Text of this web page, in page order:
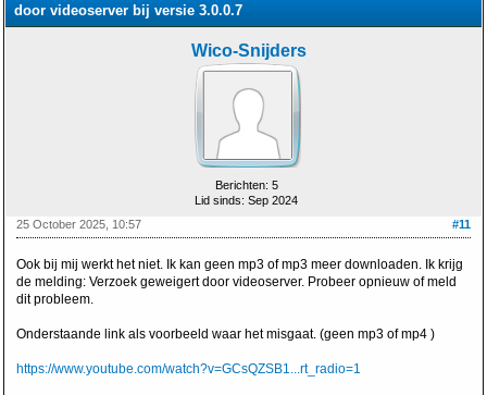
Forum
door videoserver bij versie 3.0.0.7
Wico-Snijders
Berichten: 5
Lid sinds: Sep 2024
#11
25 October 2025, 10:57
Ook bij mij werkt het niet. Ik kan geen mp3 of mp3 meer downloaden. Ik krijg
de melding: Verzoek geweigert door videoserver. Probeer opnieuw of meld
dit probleem.
Onderstaande link als voorbeeld waar het misgaat. (geen mp3 of mp4 )
https://www.youtube.com/watch?v=GCsQZSB1...rt_radio=1